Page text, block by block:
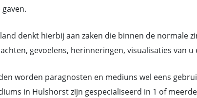
denkt hierbij aan zaken die binnen de normale
gevoelens, herinneringen, visualisaties van
worden paragnosten en mediuns wel eens
in Hulshorst zijn gespecialiseerd in 1 of